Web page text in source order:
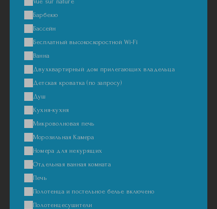
Барбекю
Бассейн
Бесплатный высокоскоростной Wi-Fi
Ванна
Двухквартирный дом прилегающих владельца
Детская кроватка (по запросу)
Душ
Кухня-кухня
Микроволновая печь
Морозильная Камера
Номера для некурящих
Отдельная ванная комната
Печь
Полотенца и постельное белье включено
Полотенцесушители